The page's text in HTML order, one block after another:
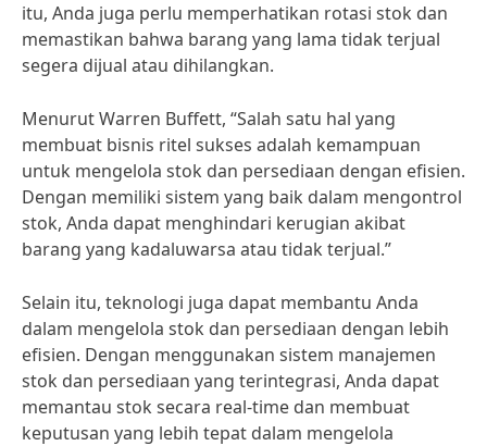
itu, Anda juga perlu memperhatikan rotasi stok dan
memastikan bahwa barang yang lama tidak terjual
segera dijual atau dihilangkan.
Menurut Warren Buffett, “Salah satu hal yang
membuat bisnis ritel sukses adalah kemampuan
untuk mengelola stok dan persediaan dengan efisien.
Dengan memiliki sistem yang baik dalam mengontrol
stok, Anda dapat menghindari kerugian akibat
barang yang kadaluwarsa atau tidak terjual.”
Selain itu, teknologi juga dapat membantu Anda
dalam mengelola stok dan persediaan dengan lebih
efisien. Dengan menggunakan sistem manajemen
stok dan persediaan yang terintegrasi, Anda dapat
memantau stok secara real-time dan membuat
keputusan yang lebih tepat dalam mengelola